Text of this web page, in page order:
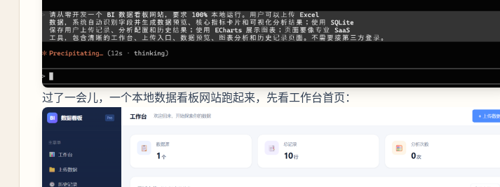
过了一会儿，一个本地数据看板网站跑起来，先看工作台首页：